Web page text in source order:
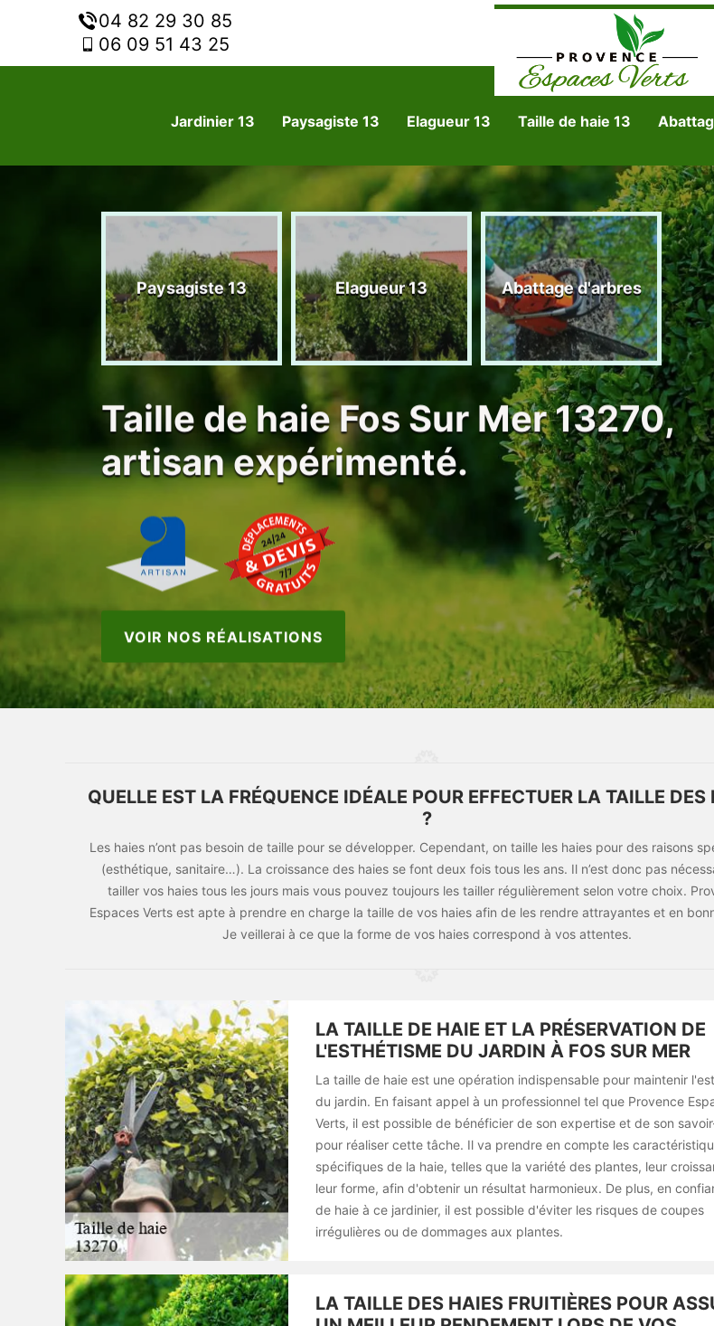
04 82 29 30 85
06 09 51 43 25
Jardinier 13 Paysagiste 13 Elagueur 13 Taille de haie 13
Paysagiste 13 Elagueur 13 Abattage d'arbres
Taille de haie Fos Sur Mer 13270,
artisan expérimenté.
VOIR NOS RÉALISATIONS
QUELLE EST LA FRÉQUENCE IDÉALE POUR EFFECTUER LA TAILLE DES
?
Les haies n’ont pas besoin de taille pour se développer. Cependant, on taille les haies pour des raisons
(esthétique, sanitaire…). La croissance des haies se font deux fois tous les ans. Il n’est donc pas
tailler vos haies tous les jours mais vous pouvez toujours les tailler régulièrement selon votre choix.
Espaces Verts est apte à prendre en charge la taille de vos haies afin de les rendre attrayantes et en
Je veillerai à ce que la forme de vos haies correspond à vos attentes.
LA TAILLE DE HAIE ET LA PRÉSERVATION DE
L'ESTHÉTISME DU JARDIN À FOS SUR MER
La taille de haie est une opération indispensable pour maintenir
du jardin. En faisant appel à un professionnel tel que Provence
Verts, il est possible de bénéficier de son expertise et de son
pour réaliser cette tâche. Il va prendre en compte les
spécifiques de la haie, telles que la variété des plantes, leur
leur forme, afin d'obtenir un résultat harmonieux. De plus, en
de haie à ce jardinier, il est possible d'éviter les risques de coupes
irrégulières ou de dommages aux plantes.
LA TAILLE DES HAIES FRUITIÈRES POUR